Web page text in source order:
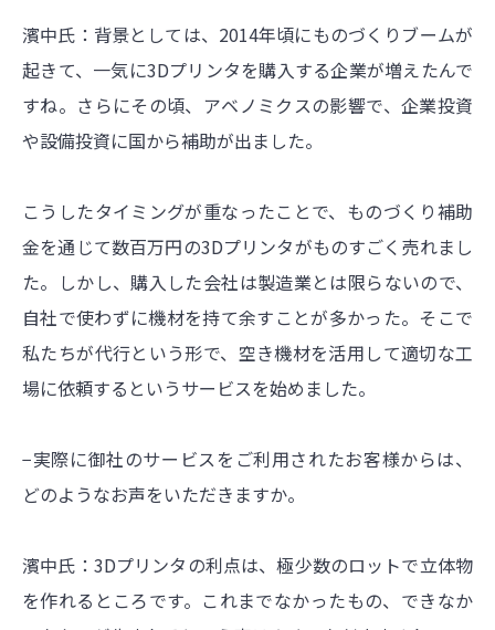
濱中氏：背景としては、2014年頃にものづくりブームが
起きて、一気に3Dプリンタを購入する企業が増えたんで
すね。さらにその頃、アベノミクスの影響で、企業投資
や設備投資に国から補助が出ました。
こうしたタイミングが重なったことで、ものづくり補助
金を通じて数百万円の3Dプリンタがものすごく売れまし
た。しかし、購入した会社は製造業とは限らないので、
自社で使わずに機材を持て余すことが多かった。そこで
私たちが代行という形で、空き機材を活用して適切な工
場に依頼するというサービスを始めました。
−実際に御社のサービスをご利用されたお客様からは、
どのようなお声をいただきますか。
濱中氏：3Dプリンタの利点は、極少数のロットで立体物
を作れるところです。これまでなかったもの、できなか